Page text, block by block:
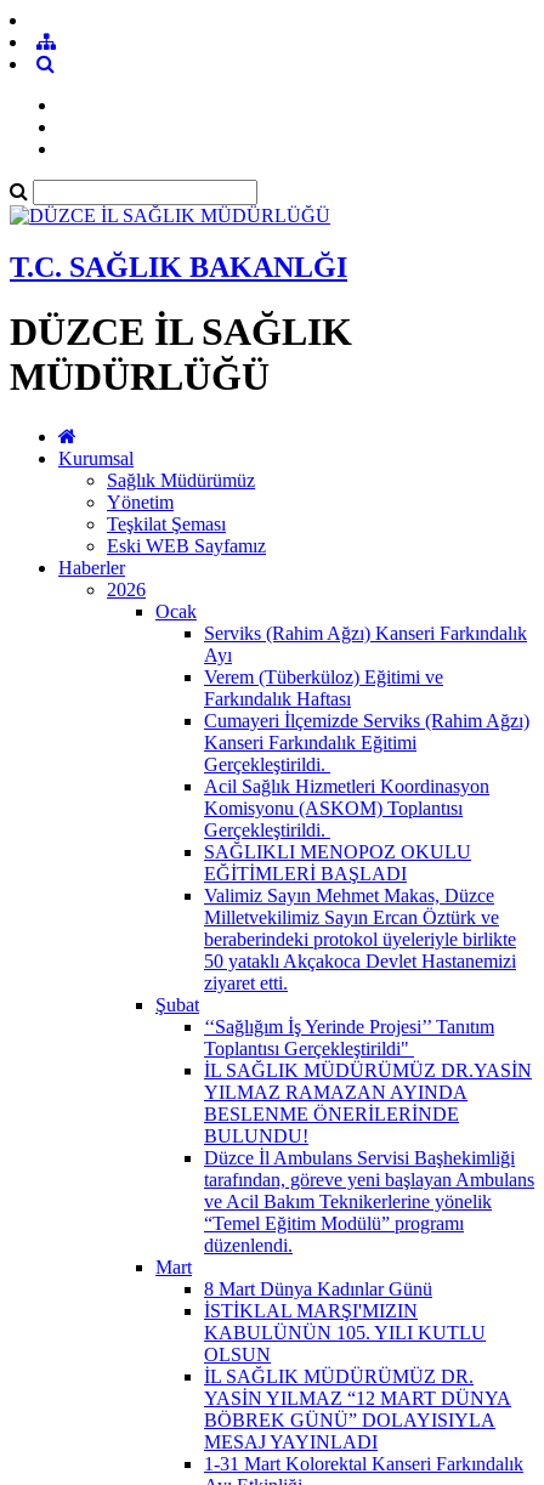
T.C. SAĞLIK BAKANLĞI
DÜZCE İL SAĞLIK
MÜDÜRLÜĞÜ
Kurumsal
Sağlık Müdürümüz
Yönetim
Teşkilat Şeması
Eski WEB Sayfamız
Haberler
2026
Ocak
Serviks (Rahim Ağzı) Kanseri Farkındalık
Ayı
Verem (Tüberküloz) Eğitimi ve
Farkındalık Haftası
Cumayeri İlçemizde Serviks (Rahim Ağzı)
Kanseri Farkındalık Eğitimi
Gerçekleştirildi. ​
Acil Sağlık Hizmetleri Koordinasyon
Komisyonu (ASKOM) Toplantısı
Gerçekleştirildi. ​
SAĞLIKLI MENOPOZ OKULU
EĞİTİMLERİ BAŞLADI
Valimiz Sayın Mehmet Makas, Düzce
Milletvekilimiz Sayın Ercan Öztürk ve
beraberindeki protokol üyeleriyle birlikte
50 yataklı Akçakoca Devlet Hastanemizi
ziyaret etti.
Şubat
‘‘Sağlığım İş Yerinde Projesi’’ Tanıtım
Toplantısı Gerçekleştirildi" ​
İL SAĞLIK MÜDÜRÜMÜZ DR.YASİN
YILMAZ RAMAZAN AYINDA
BESLENME ÖNERİLERİNDE
BULUNDU!
Düzce İl Ambulans Servisi Başhekimliği
tarafından, göreve yeni başlayan Ambulans
ve Acil Bakım Teknikerlerine yönelik
“Temel Eğitim Modülü” programı
düzenlendi.
Mart
8 Mart Dünya Kadınlar Günü
İSTİKLAL MARŞI'MIZIN
KABULÜNÜN 105. YILI KUTLU
OLSUN
İL SAĞLIK MÜDÜRÜMÜZ DR.
YASİN YILMAZ “12 MART DÜNYA
BÖBREK GÜNÜ” DOLAYISIYLA
MESAJ YAYINLADI
1-31 Mart Kolorektal Kanseri Farkındalık